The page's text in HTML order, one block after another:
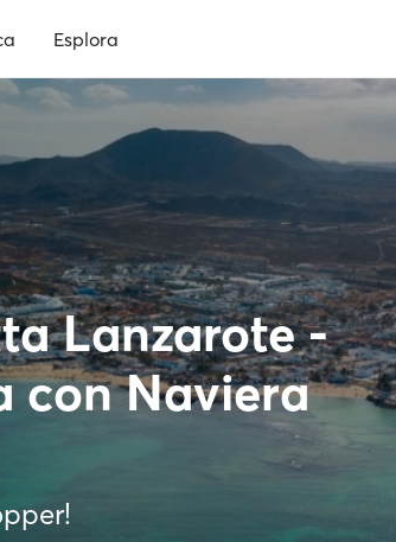
Esplora
Lanzarote -
con Naviera